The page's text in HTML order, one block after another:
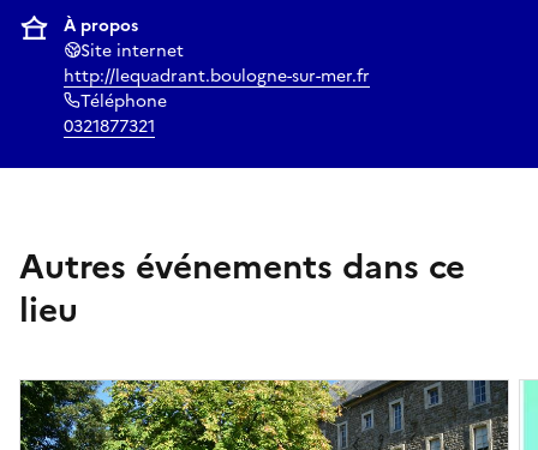
À propos
Site internet
http://lequadrant.boulogne-sur-mer.fr
Téléphone
0321877321
Autres événements dans ce
lieu